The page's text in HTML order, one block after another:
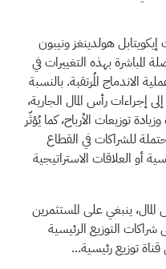
هولدينغز ونيبون
المباشرة بهذه التغييرات في
الاندماج المُرتقبة. بالنسبة
إجراءات رأس المال الجارية،
توزيعات الأرباح، كما يُؤثّر
للشراكات في القطاع
أو العلاقات الاستراتيجية
ينبغي على المستثمرين
التوزيع الرئيسية
توزيع رئيسية...